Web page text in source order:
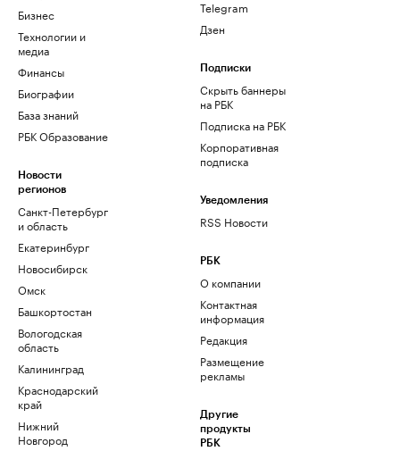
Бизнес
Технологии и
медиа
Финансы
Биографии
База знаний
РБК Образование
Новости
регионов
Санкт-Петербург
и область
Екатеринбург
Новосибирск
Омск
Башкортостан
Вологодская
область
Калининград
Краснодарский
край
Нижний
Новгород
Telegram
Дзен
Подписки
Скрыть баннеры
на РБК
Подписка на РБК
Корпоративная
подписка
Уведомления
RSS Новости
РБК
О компании
Контактная
информация
Редакция
Размещение
рекламы
Другие
продукты
РБК